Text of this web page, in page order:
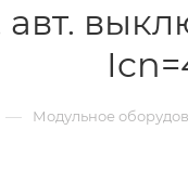
— Модульное